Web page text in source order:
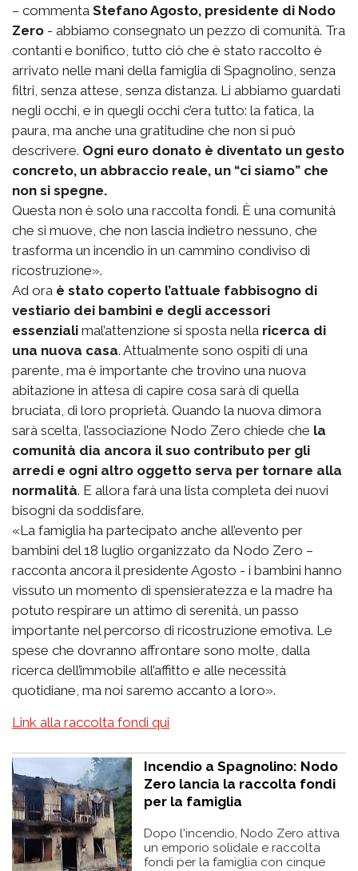
– commenta Stefano Agosto, presidente di Nodo
Zero - abbiamo consegnato un pezzo di comunità. Tra
contanti e bonifico, tutto ciò che è stato raccolto è
arrivato nelle mani della famiglia di Spagnolino, senza
filtri, senza attese, senza distanza. Li abbiamo guardati
negli occhi, e in quegli occhi c’era tutto: la fatica, la
paura, ma anche una gratitudine che non si può
descrivere. Ogni euro donato è diventato un gesto
concreto, un abbraccio reale, un “ci siamo” che
non si spegne.
Questa non è solo una raccolta fondi. È una comunità
che si muove, che non lascia indietro nessuno, che
trasforma un incendio in un cammino condiviso di
ricostruzione».
Ad ora è stato coperto l’attuale fabbisogno di
vestiario dei bambini e degli accessori
essenziali mal’attenzione si sposta nella ricerca di
una nuova casa. Attualmente sono ospiti di una
parente, ma è importante che trovino una nuova
abitazione in attesa di capire cosa sarà di quella
bruciata, di loro proprietà. Quando la nuova dimora
sarà scelta, l’associazione Nodo Zero chiede che la
comunità dia ancora il suo contributo per gli
arredi e ogni altro oggetto serva per tornare alla
normalità. E allora farà una lista completa dei nuovi
bisogni da soddisfare.
«La famiglia ha partecipato anche all’evento per
bambini del 18 luglio organizzato da Nodo Zero –
racconta ancora il presidente Agosto - i bambini hanno
vissuto un momento di spensieratezza e la madre ha
potuto respirare un attimo di serenità, un passo
importante nel percorso di ricostruzione emotiva. Le
spese che dovranno affrontare sono molte, dalla
ricerca dell’immobile all’affitto e alle necessità
quotidiane, ma noi saremo accanto a loro».
Link alla raccolta fondi qui
Incendio a Spagnolino: Nodo
Zero lancia la raccolta fondi
per la famiglia
Dopo l'incendio, Nodo Zero attiva
un emporio solidale e raccolta
fondi per la famiglia con cinque